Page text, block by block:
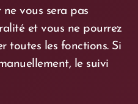
ne vous sera pas
et vous ne pourrez
toutes les fonctions. Si
le suivi